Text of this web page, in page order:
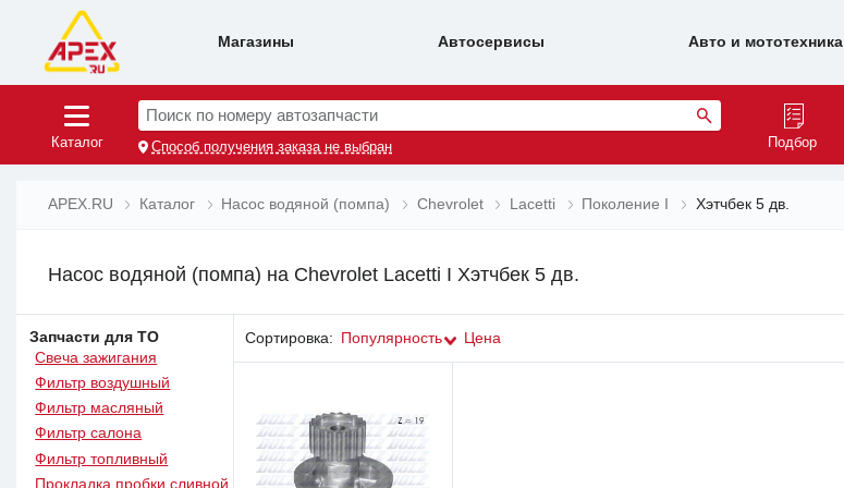
Магазины Автосервисы Авто и мототехника
Каталог
Поиск по номеру автозапчасти
Способ получения заказа не выбран Подбор
APEX.RU Каталог Насос водяной (помпа) Chevrolet Lacetti Поколение I Хэтчбек 5 дв.
Насос водяной (помпа) на Chevrolet Lacetti I Хэтчбек 5 дв.
Запчасти для ТО
Свеча зажигания
Фильтр воздушный
Фильтр масляный
Фильтр салона
Фильтр топливный
Прокладка пробки сливной
Сортировка: Популярность Цена